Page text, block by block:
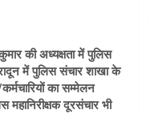
की अध्यक्षता में पुलिस
में पुलिस संचार शाखा के
का सम्मेलन
महानिरीक्षक दूरसंचार भी